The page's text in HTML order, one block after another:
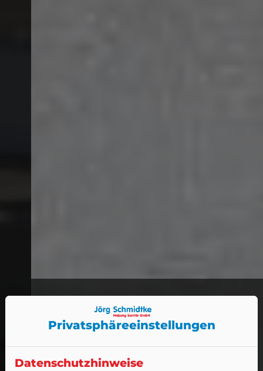
AKTUELLE
Jobangebote
Privatsphäre­einstellungen
Datenschutzhinweise